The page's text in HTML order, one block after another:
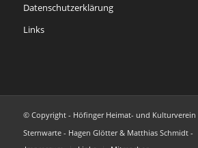
Datenschutzerklärung
Links
© Copyright - Höfinger Heimat- und Kulturverein
Sternwarte - Hagen Glötter & Matthias Schmidt -